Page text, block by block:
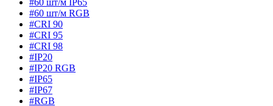
#60 шт/м RGB
#CRI 90
#CRI 95
#CRI 98
#IP20
#IP20 RGB
#IP65
#IP67
#RGB